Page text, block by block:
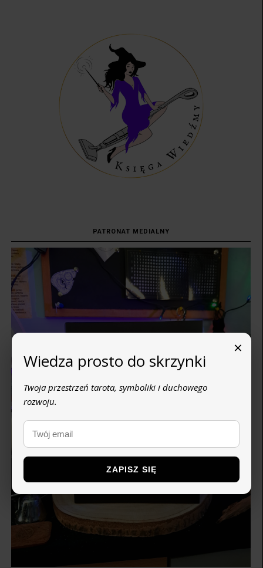
PATRONAT MEDIALNY
×
Wiedza prosto do skrzynki
Twoja przestrzeń tarota, symboliki i duchowego
rozwoju.
ZAPISZ SIĘ